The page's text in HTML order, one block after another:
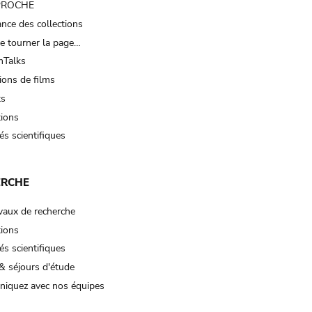
des collections
tourner la page…
de films
scientifiques
de recherche
scientifiques
séjours d'étude
avec nos équipes